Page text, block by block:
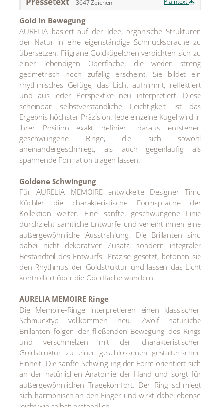
KONTAKT
3647 Zeichen Plaintext
Gold in Bewegung
AURELIA basiert auf der Idee, organische Strukturen
der Natur in eine eigenständige Schmucksprache zu
übersetzen. Filigrane Goldkügelchen verdichten sich zu
einer lebendigen Oberfläche, die weder streng
geometrisch noch zufällig erscheint. Sie bildet ein
rhythmisches Gefüge, das Licht aufnimmt, reflektiert
und aus jeder Perspektive neu interpretiert. Diese
scheinbar selbstverständliche Leichtigkeit ist das
Ergebnis höchster Präzision. Jede einzelne Kugel wird in
ihrer Position exakt definiert, daraus entstehen
geschwungene Ringe, die sich sowohl
aneinandergeschmiegt, als auch gegenläufig als
spannende Formation tragen lassen.
Goldene Schwingung
Für AURELIA MEMOIRE entwickelte Designer Timo
Küchler die charakteristische Formsprache der
Kollektion weiter. Eine sanfte, geschwungene Linie
durchzieht sämtliche Entwürfe und verleiht ihnen eine
außergewöhnliche Ausstrahlung. Die Brillanten sind
dabei nicht dekorativer Zusatz, sondern integraler
Bestandteil des Entwurfs. Präzise gesetzt, betonen sie
den Rhythmus der Goldstruktur und lassen das Licht
kontrolliert über die Oberfläche wandern.
AURELIA MEMOIRE Ringe
Die Memoire-Ringe interpretieren einen klassischen
Schmucktyp vollkommen neu. Zwölf natürliche
Brillanten folgen der fließenden Bewegung des Rings
und verschmelzen mit der charakteristischen
Goldstruktur zu einer geschlossenen gestalterischen
Einheit. Die sanfte Schwingung der Form orientiert sich
an der natürlichen Anatomie der Hand und sorgt für
außergewöhnlichen Tragekomfort. Der Ring schmiegt
sich harmonisch an den Finger und wirkt dabei ebenso